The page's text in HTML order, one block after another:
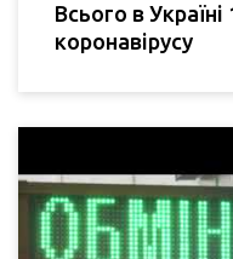
Всього в
коронавірусу